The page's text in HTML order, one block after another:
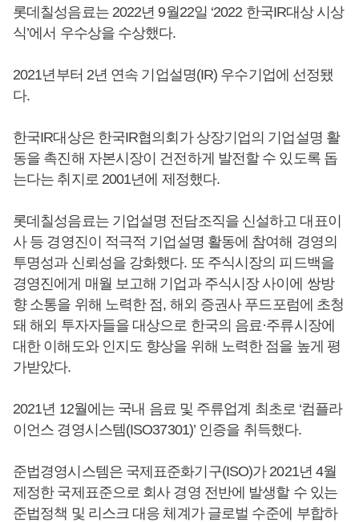
롯데칠성음료는 2022년 9월22일 ‘2022 한국IR대상 시상
식’에서 우수상을 수상했다.
2021년부터 2년 연속 기업설명(IR) 우수기업에 선정됐
다.
한국IR대상은 한국IR협의회가 상장기업의 기업설명 활
동을 촉진해 자본시장이 건전하게 발전할 수 있도록 돕
는다는 취지로 2001년에 제정했다.
롯데칠성음료는 기업설명 전담조직을 신설하고 대표이
사 등 경영진이 적극적 기업설명 활동에 참여해 경영의
투명성과 신뢰성을 강화했다. 또 주식시장의 피드백을
경영진에게 매월 보고해 기업과 주식시장 사이에 쌍방
향 소통을 위해 노력한 점, 해외 증권사 푸드포럼에 초청
돼 해외 투자자들을 대상으로 한국의 음료·주류시장에
대한 이해도와 인지도 향상을 위해 노력한 점을 높게 평
가받았다.
2021년 12월에는 국내 음료 및 주류업계 최초로 ‘컴플라
이언스 경영시스템(ISO37301)’ 인증을 취득했다.
준법경영시스템은 국제표준화기구(ISO)가 2021년 4월
제정한 국제표준으로 회사 경영 전반에 발생할 수 있는
준법정책 및 리스크 대응 체계가 글로벌 수준에 부합하